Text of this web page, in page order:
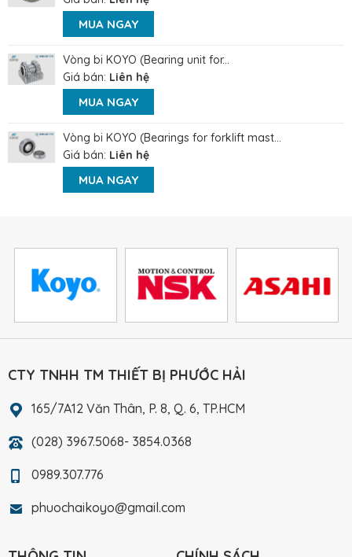
MUA NGAY
Vòng bi KOYO (Bearing unit for...
Giá bán: Liên hệ
MUA NGAY
Vòng bi KOYO (Bearings for forklift mast...
Giá bán: Liên hệ
MUA NGAY
CTY TNHH TM THIẾT BỊ PHƯỚC HẢI
165/7A12 Văn Thân, P. 8, Q. 6, TP.HCM
(028) 3967.5068- 3854.0368
0989.307.776
phuochaikoyo@gmail.com